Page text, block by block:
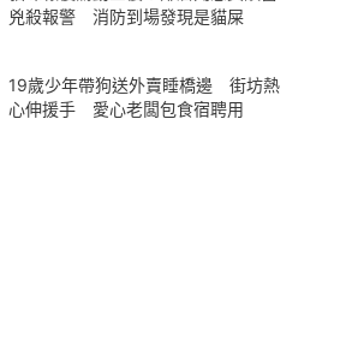
兇殺報警 消防到場發現是貓屎
19歲少年帶狗送外賣睡橋邊 街坊熱
心伸援手 愛心老闆包食宿聘用